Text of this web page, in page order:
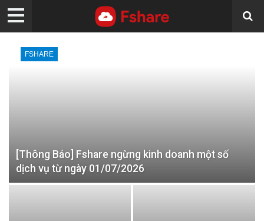
FSHARE
[Thông Báo] Fshare ngừng kinh doanh một số
dịch vụ từ ngày 01/07/2026